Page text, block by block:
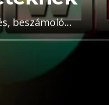
beszámoló...